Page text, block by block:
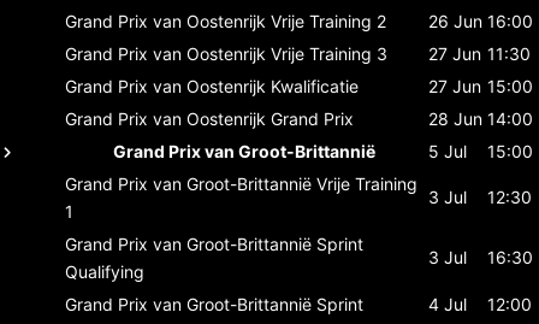
Grand Prix van Oostenrijk Vrije Training 2 26 Jun 16:00
Grand Prix van Oostenrijk Vrije Training 3 27 Jun 11:30
Grand Prix van Oostenrijk Kwalificatie 27 Jun 15:00
Grand Prix van Oostenrijk Grand Prix 28 Jun 14:00
Grand Prix van Groot-Brittannië
5 Jul
15:00
Grand Prix van Groot-Brittannië Vrije Training
1
3 Jul 12:30
Grand Prix van Groot-Brittannië Sprint
Qualifying
3 Jul 16:30
Grand Prix van Groot-Brittannië Sprint 4 Jul
12:00